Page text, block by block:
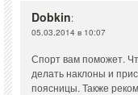
Dobkin:
05.03.2014 в 10:07
Спорт вам поможет.
делать наклоны и
поясницы. Также